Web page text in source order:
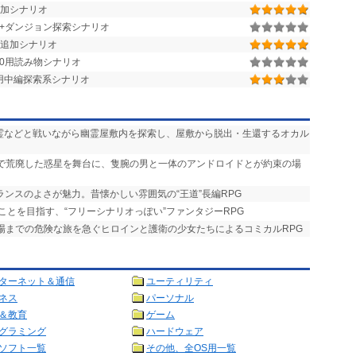
シナリオ
ンジョン探索シナリオ
加シナリオ
用読み物シナリオ
編探索系シナリオ
どと戦いながら幽霊屋敷内を探索し、屋敷から脱出・生還するオカル
荒廃した惑星を舞台に、隻腕の男と一体のアンドロイドとが約束の場
スのよさが魅力。昔懐かしい雰囲気の“王道”長編RPG
とを目指す、“フリーシナリオっぽい”ファンタジーRPG
までの危険な旅を急ぐヒロインと護衛の少女たちによるコミカルRPG
ーネット＆通信
ユーティリティ
ス
パーソナル
教育
ゲーム
ラミング
ハードウェア
フト一覧
その他、全OS用一覧